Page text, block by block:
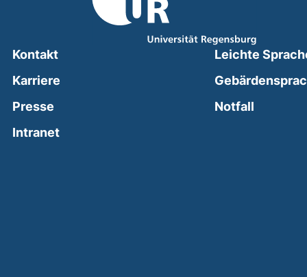
Kontakt
Karriere
Presse
Intranet(external link, opens in a new window)
Leichte
Notfall